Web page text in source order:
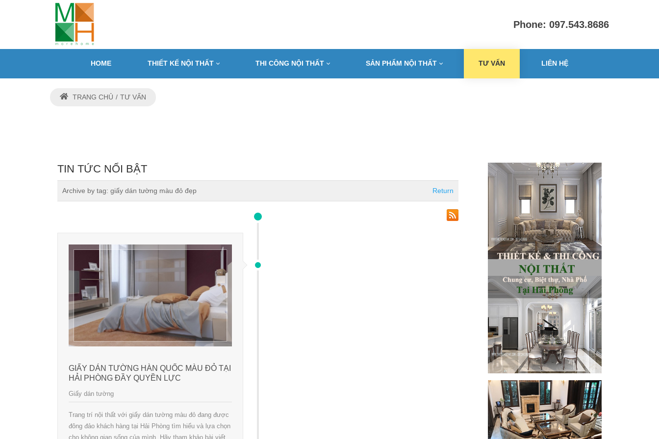
Phone: 097.543.8686
HOME THIẾT KẾ NỘI THẤT THI CÔNG NỘI THẤT SẢN PHẨM NỘI THẤT TƯ VẤN LIÊN HỆ
TRANG CHỦ TƯ VẤN
TIN TỨC NỔI BẬT
Archive by tag: giấy dán tường màu đỏ đẹp Return
GIẤY DÁN TƯỜNG HÀN QUỐC MÀU ĐỎ TẠI
HẢI PHÒNG ĐẦY QUYỀN LỰC
Giấy dán tường
Trang trí nội thất với giấy dán tường màu đỏ đang được
đông đảo khách hàng tại Hải Phòng tìm hiểu và lựa chọn
cho không gian sống của mình. Hãy tham khảo bài viết